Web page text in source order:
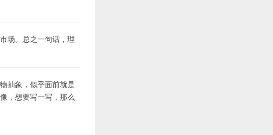
场。总之一句话，理
抽象，似乎面前就是
，想要写一写，那么